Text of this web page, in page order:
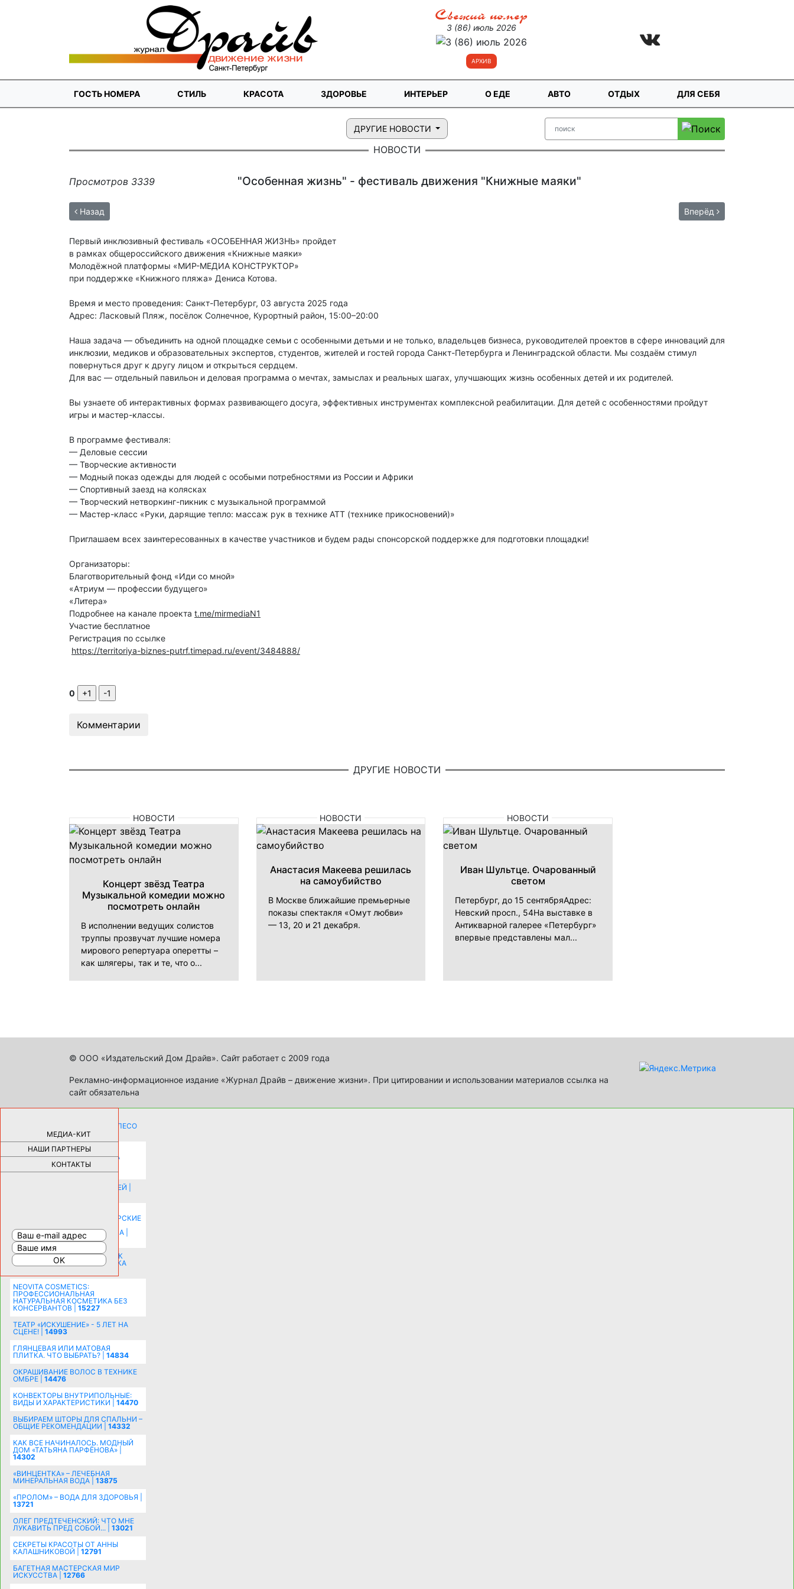
Свежий номер
3 (86) июль 2026
АРХИВ
ГОСТЬ НОМЕРА СТИЛЬ КРАСОТА ЗДОРОВЬЕ ИНТЕРЬЕР О ЕДЕ АВТО ОТДЫХ ДЛЯ СЕБЯ
ДРУГИЕ НОВОСТИ
НОВОСТИ
Просмотров 3339 "Особенная жизнь" - фестиваль движения "Книжные маяки"
Назад Вперёд
Первый инклюзивный фестиваль «ОСОБЕННАЯ ЖИЗНЬ» пройдет
в рамках общероссийского движения «Книжные маяки»
Молодёжной платформы «МИР-МЕДИА КОНСТРУКТОР»
при поддержке «Книжного пляжа» Дениса Котова.
Время и место проведения: Санкт-Петербург, 03 августа 2025 года
Адрес: Ласковый Пляж, посёлок Солнечное, Курортный район, 15:00–20:00
Наша задача — объединить на одной площадке семьи с особенными детьми и не только, владельцев бизнеса, руководителей проектов в сфере инноваций для
инклюзии, медиков и образовательных экспертов, студентов, жителей и гостей города Санкт-Петербурга и Ленинградской области. Мы создаём стимул
повернуться друг к другу лицом и открыться сердцем.
Для вас — отдельный павильон и деловая программа о мечтах, замыслах и реальных шагах, улучшающих жизнь особенных детей и их родителей.
Вы узнаете об интерактивных формах развивающего досуга, эффективных инструментах комплексной реабилитации. Для детей с особенностями пройдут
игры и мастер-классы.
В программе фестиваля:
— Деловые сессии
— Творческие активности
— Модный показ одежды для людей с особыми потребностями из России и Африки
— Спортивный заезд на колясках
— Творческий нетворкинг-пикник с музыкальной программой
— Мастер-класс «Руки, дарящие тепло: массаж рук в технике АТТ (технике прикосновений)»
Приглашаем всех заинтересованных в качестве участников и будем рады спонсорской поддержке для подготовки площадки!
Организаторы:
Благотворительный фонд «Иди со мной»
«Атриум — профессии будущего»
«Литера»
Подробнее на канале проекта t.me/mirmediaN1
Участие бесплатное
Регистрация по ссылке
https://territoriya-biznes-putrf.timepad.ru/event/3484888/
0
Комментарии
ДРУГИЕ НОВОСТИ
НОВОСТИ
Концерт звёзд Театра
Музыкальной комедии можно
посмотреть онлайн
В исполнении ведущих солистов
труппы прозвучат лучшие номера
мирового репертуара оперетты –
как шлягеры, так и те, что о...
НОВОСТИ
Анастасия Макеева решилась
на самоубийство
В Москве ближайшие премьерные
показы спектакля «Омут любви»
— 13, 20 и 21 декабря.
НОВОСТИ
Иван Шультце. Очарованный
светом
Петербург, до 15 сентябряАдрес:
Невский просп., 54На выставке в
Антикварной галерее «Петербург»
впервые представлены мал...
© ООО «Издательский Дом Драйв». Сайт работает с 2009 года
Рекламно-информационное издание «Журнал Драйв – движение жизни». При цитировании и использовании материалов ссылка на
сайт обязательна
МЕДИА-КИТ
НАШИ ПАРТНЕРЫ
КОНТАКТЫ
КАК ДЕВУШКЕ ПОМЕНЯТЬ КОЛЕСО
НА АВТОМОБИЛЕ |69175
НОВЫЕ РАЗРАБОТКИ ДЛЯ
ОЗДОРОВЛЕНИЯ ОРГАНИЗМА
ПЛАТФОРМА ШУМАННА 3Д И
КАПСУЛА ЗДОРОВЬЯ |28279
ИСТОРИЯ НАКЛАДНЫХ НОГТЕЙ |
КОМНАТУ: ХИТРЫЕ ДИЗАЙНЕРСКИЕ
РАСШИРЕНИЯ ПРОСТРАНСТВА |
16191
СОБИРАЕМСЯ НА ПРАЗДНИК К
МОЛОДОЖЕНАМ: ПОДГОТОВКА
NEOVITA COSMETICS:
ПРОФЕССИОНАЛЬНАЯ
НАТУРАЛЬНАЯ КОСМЕТИКА БЕЗ
КОНСЕРВАНТОВ | 15227
ТЕАТР «ИСКУШЕНИЕ» - 5 ЛЕТ НА
СЦЕНЕ! | 14993
ГЛЯНЦЕВАЯ ИЛИ МАТОВАЯ
ПЛИТКА. ЧТО ВЫБРАТЬ? | 14834
ОКРАШИВАНИЕ ВОЛОС В ТЕХНИКЕ
ОМБРЕ | 14476
КОНВЕКТОРЫ ВНУТРИПОЛЬНЫЕ:
ВИДЫ И ХАРАКТЕРИСТИКИ | 14470
ВЫБИРАЕМ ШТОРЫ ДЛЯ СПАЛЬНИ –
ОБЩИЕ РЕКОМЕНДАЦИИ | 14332
КАК ВСЕ НАЧИНАЛОСЬ. МОДНЫЙ
ДОМ «ТАТЬЯНА ПАРФЁНОВА» |
14302
«ВИНЦЕНТКА» – ЛЕЧЕБНАЯ
МИНЕРАЛЬНАЯ ВОДА | 13875
«ПРОЛОМ» – ВОДА ДЛЯ ЗДОРОВЬЯ |
13721
ОЛЕГ ПРЕДТЕЧЕНСКИЙ: ЧТО МНЕ
ЛУКАВИТЬ ПРЕД СОБОЙ... | 13021
СЕКРЕТЫ КРАСОТЫ ОТ АННЫ
КАЛАШНИКОВОЙ | 12791
БАГЕТНАЯ МАСТЕРСКАЯ МИР
ИСКУССТВА | 12766